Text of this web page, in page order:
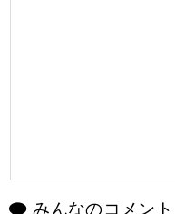
みんなのコメント